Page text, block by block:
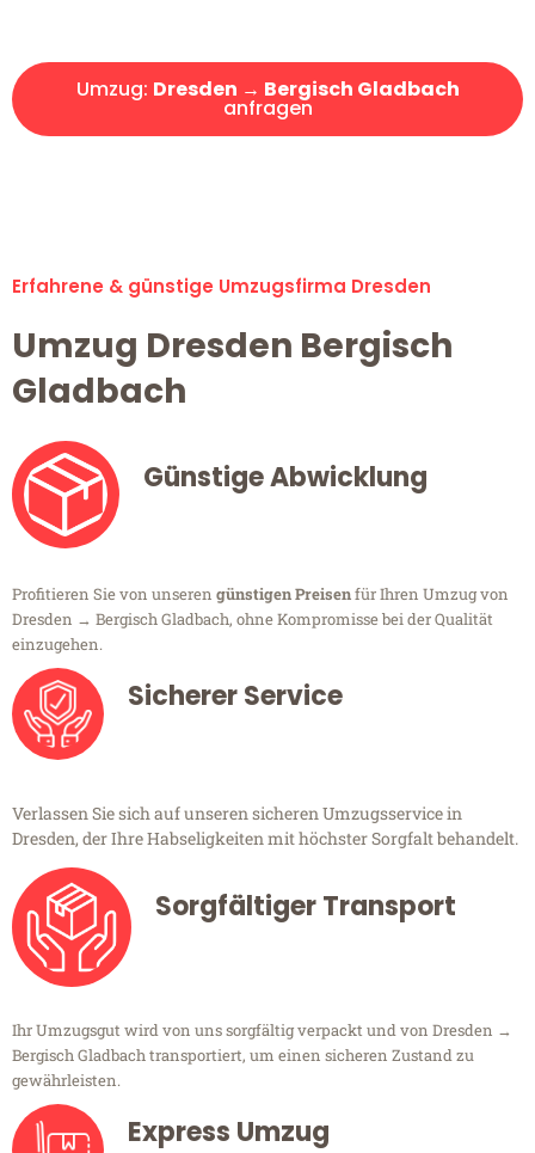
Umzug: Dresden → Bergisch Gladbach
anfragen
Erfahrene & günstige Umzugsfirma Dresden
Umzug Dresden Bergisch
Gladbach
Günstige Abwicklung
Profitieren Sie von unseren günstigen Preisenfür Ihren Umzug von
Dresden → Bergisch Gladbach, ohne Kompromisse bei der Qualität
einzugehen.
Sicherer Service
Verlassen Sie sich auf unseren sicheren Umzugsservice in
Dresden, der Ihre Habseligkeiten mit höchster Sorgfalt behandelt.
Sorgfältiger Transport
Ihr Umzugsgut wird von uns sorgfältig verpackt und von Dresden →
Bergisch Gladbach transportiert, um einen sicheren Zustand zu
gewährleisten.
Express Umzug